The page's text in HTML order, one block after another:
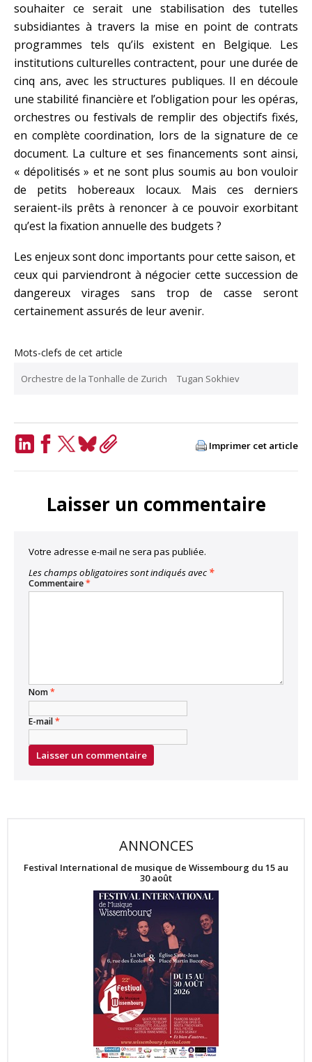
souhaiter ce serait une stabilisation des tutelles
subsidiantes à travers la mise en point de contrats
programmes tels qu’ils existent en Belgique. Les
institutions culturelles contractent, pour une durée de
cinq ans, avec les structures publiques. Il en découle
une stabilité financière et l’obligation pour les opéras,
orchestres ou festivals de remplir des objectifs fixés,
en complète coordination, lors de la signature de ce
document. La culture et ses financements sont ainsi,
« dépolitisés » et ne sont plus soumis au bon vouloir
de petits hobereaux locaux. Mais ces derniers
seraient-ils prêts à renoncer à ce pouvoir exorbitant
qu’est la fixation annuelle des budgets ?
Les enjeux sont donc importants pour cette saison, et
ceux qui parviendront à négocier cette succession de
dangereux virages sans trop de casse seront
certainement assurés de leur avenir.
Mots-clefs de cet article
Orchestre de la Tonhalle de Zurich Tugan Sokhiev
Imprimer cet article
Laisser un commentaire
Votre adresse e-mail ne sera pas publiée.
Les champs obligatoires sont indiqués avec *
Commentaire*
Nom*
E-mail*
ANNONCES
Festival International de musique de Wissembourg du 15 au
30 août